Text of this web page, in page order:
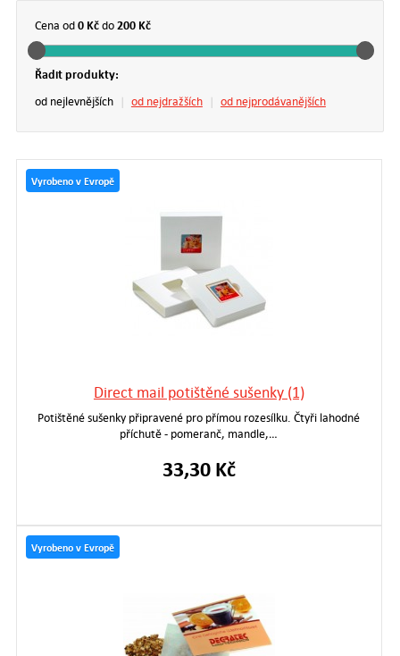
Cena od0 Kčdo200 Kč
Řadit produkty:
od nejlevnějších | od nejdražších | od nejprodávanějších
Vyrobeno v Evropě
Direct mail potištěné sušenky (1)
Potištěné sušenky připravené pro přímou rozesílku. Čtyři lahodné
příchutě - pomeranč, mandle,…
33,30 Kč
Vyrobeno v Evropě